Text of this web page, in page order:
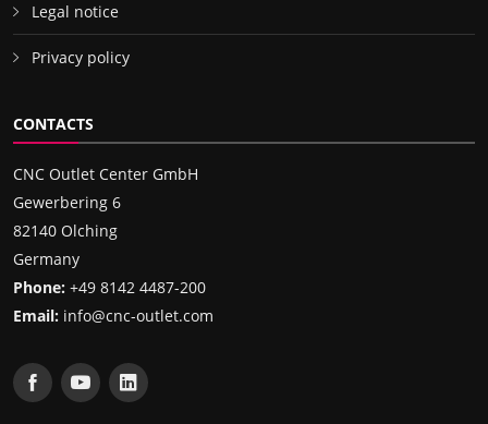
Legal notice
Privacy policy
CONTACTS
CNC Outlet Center GmbH
Gewerbering 6
82140 Olching
Germany
Phone: +49 8142 4487-200
Email: info@cnc-outlet.com